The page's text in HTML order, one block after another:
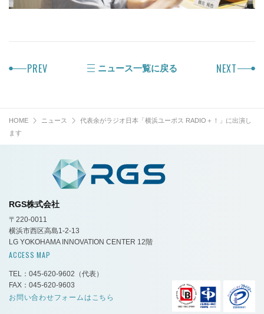
PREV ニュース一覧に戻る NEXT
HOME ニュース
代表余がラジオ日本「横浜ユーポス RADIO＋！」に出演し
ます
RGS株式会社
〒220-0011
横浜市西区高島1-2-13
LG YOKOHAMA INNOVATION CENTER 12階
ACCESS MAP
TEL：045-620-9602 （代表）
FAX：045-620-9603
お問い合わせフォームはこちら